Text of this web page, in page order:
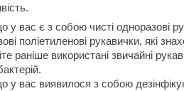
у вас є з собою чисті одноразові
поліетиленові рукавички, які
раніше використані звичайні
у вас виявилося з собою